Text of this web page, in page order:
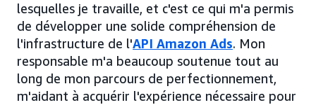
lesquelles je travaille, et c'est ce qui m'a permis
de développer une solide compréhension de
l'infrastructure de l'API Amazon Ads. Mon
responsable m'a beaucoup soutenue tout au
long de mon parcours de perfectionnement,
m'aidant à acquérir l'expérience nécessaire pour